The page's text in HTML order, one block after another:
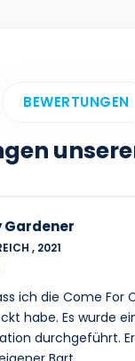
BEWERTUNGEN
Gardener
, 2021
ich die Come For
habe. Es wurde
durchgeführt.